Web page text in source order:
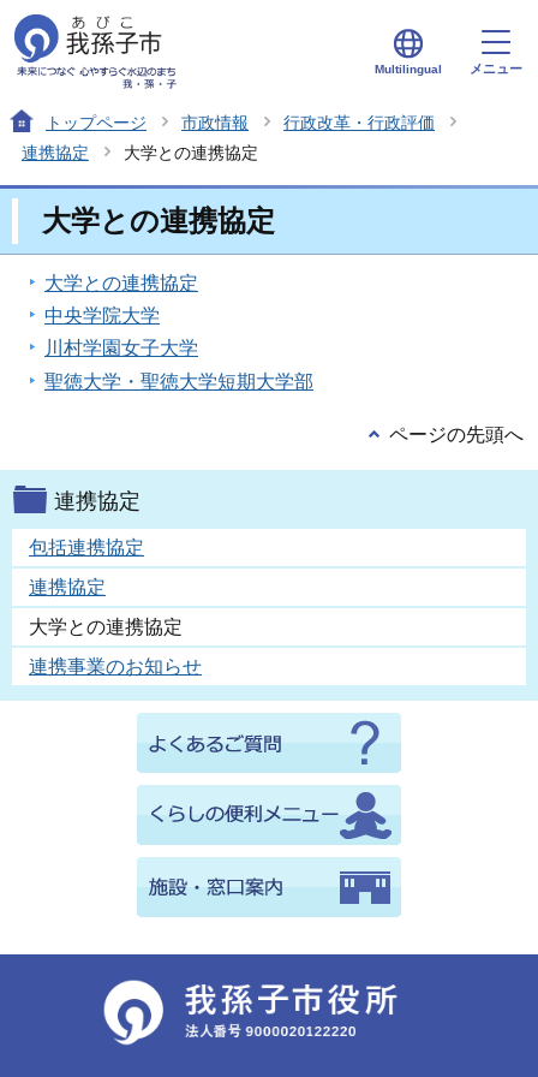
Multilingual メニュー
トップページ 市政情報
行政改革・行政評価
連携協定
大学との連携協定
大学との連携協定
大学との連携協定
中央学院大学
川村学園女子大学
聖徳大学・聖徳大学短期大学部
ページの先頭へ
連携協定
包括連携協定
連携協定
大学との連携協定
連携事業のお知らせ